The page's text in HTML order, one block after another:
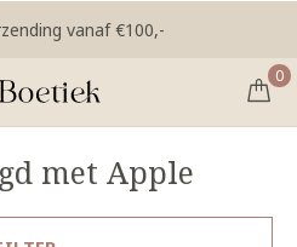
0
vanaf €100,-
met Apple